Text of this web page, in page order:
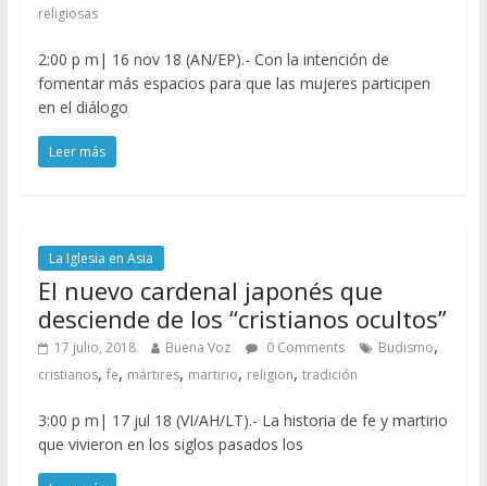
religiosas
2:00 p m| 16 nov 18 (AN/EP).- Con la intención de
fomentar más espacios para que las mujeres participen
en el diálogo
Leer más
La Iglesia en Asia
El nuevo cardenal japonés que
desciende de los “cristianos ocultos”
17 julio, 2018 Buena Voz 0 Comments Budismo,
cristianos, fe, mártires, martirio, religion, tradición
3:00 p m| 17 jul 18 (VI/AH/LT).- La historia de fe y martirio
que vivieron en los siglos pasados los